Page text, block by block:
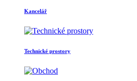
Kancelář
Technické prostory